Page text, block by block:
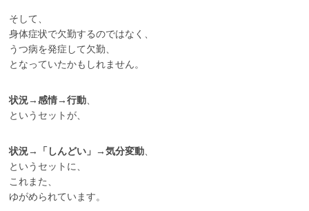
そして、
身体症状で欠勤するのではなく、
うつ病を発症して欠勤、
となっていたかもしれません。
状況→感情→行動
というセットが、
状況→「しんどい」→気分変動
というセットに、
これまた、
ゆがめられています。